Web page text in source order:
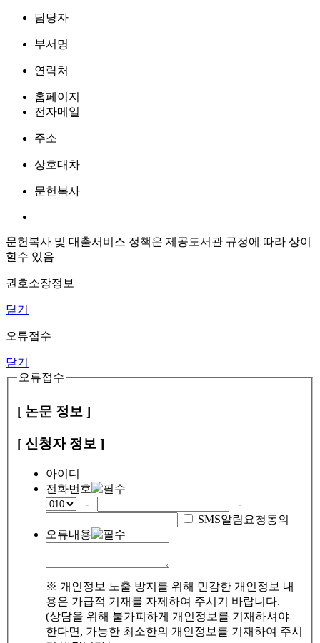
담당자
부서명
연락처
홈페이지
전자메일
주소
상호대차
문헌복사
문헌복사 및 대출서비스 정책은 제공도서관 규정에 따라 상이
할수 있음
권호소장정보
닫기
오류접수
닫기
오류접수
[ 논문 정보 ]
[ 신청자 정보 ]
아이디
전화번호
-
-
SMS알림요청동의
오류내용
※ 개인정보 노출 방지를 위해 민감한 개인정보 내
용은 가급적 기재를 자제하여 주시기 바랍니다.
(상담을 위해 불가피하게 개인정보를 기재하셔야
한다면, 가능한 최소한의 개인정보를 기재하여 주시